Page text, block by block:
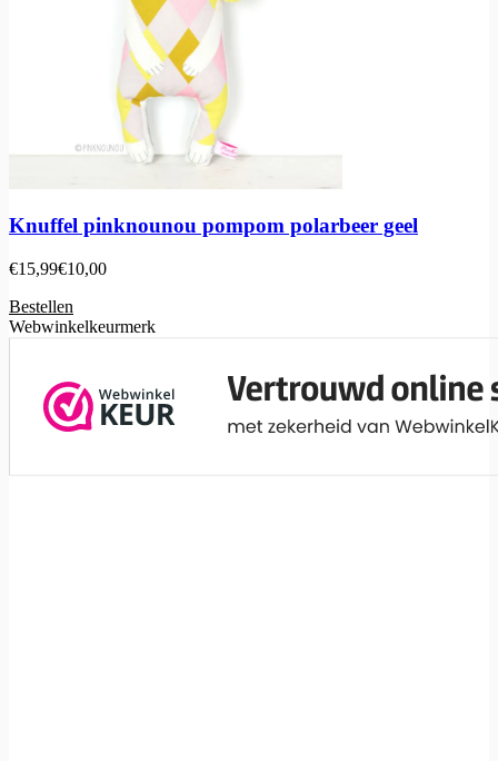
Knuffel pinknounou pompom polarbeer geel
€15,99€10,00
Bestellen
Webwinkelkeurmerk